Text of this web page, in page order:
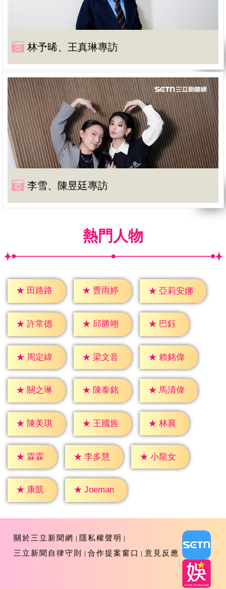
林予晞、王真琳專訪
李雪、陳昱廷專訪
熱門人物
★ 田路路 ★ 曹雨婷 ★ 亞莉安娜
★ 許常德 ★ 邱勝翊 ★ 巴鈺
★ 周定緯 ★ 梁文音 ★ 賴銘偉
★ 關之琳 ★ 陳泰銘 ★ 馬清偉
★ 陳美琪 ★ 王國旌 ★ 林襄
★ 霖霖 ★ 李多慧 ★ 小龍女
★ 康凱 ★ Joeman
關於三立新聞網
隱私權聲明
三立新聞自律守則
合作提案窗口 意見反應